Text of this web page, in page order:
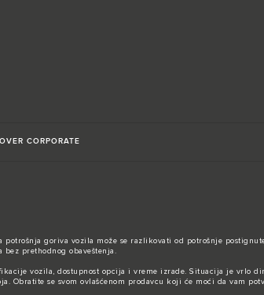
CORPORATE
goriva vozila može se razlikovati od potrošnje
prethodnog obaveštenja.
vozila, dostupnost opcija i vreme izrade. Situacija je vrlo
Obratite se svom ovlašćenom prodavcu koji će moći da vam